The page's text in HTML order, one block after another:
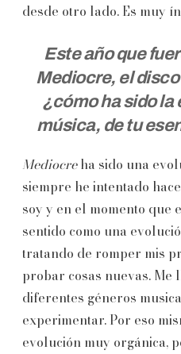
desde otro lado. Es muy
Este año que
Mediocre, el
¿cómo ha sido la
música, de tu
Mediocreha sido una
siempre he intentado
soy y en el momento que
sentido como una
tratando de romper mis
probar cosas nuevas. Me
diferentes géneros
experimentar. Por eso
evolución muy orgánica,